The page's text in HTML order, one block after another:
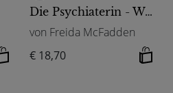
Die Psychiaterin - Wurde ihr der Job zum Verhängnis?
von Freida McFadden
€ 18,70